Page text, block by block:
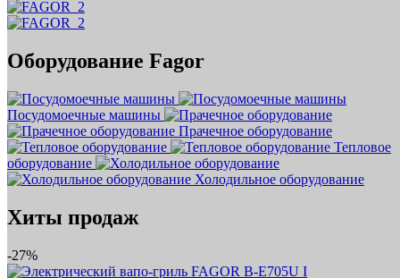
Оборудование Fagor
Посудомоечные машины
Прачечное оборудование
Тепловое
оборудование
Холодильное оборудование
Хиты продаж
-27%